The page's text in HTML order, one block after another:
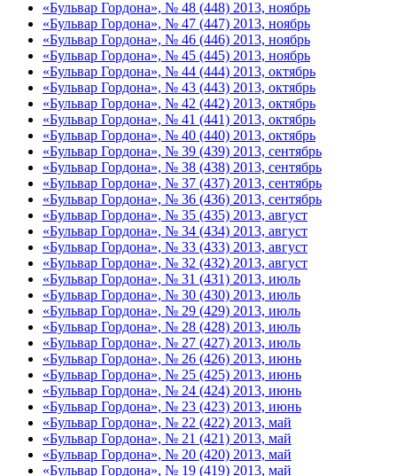
«Бульвар Гордона», № 48 (448) 2013, ноябрь
«Бульвар Гордона», № 47 (447) 2013, ноябрь
«Бульвар Гордона», № 46 (446) 2013, ноябрь
«Бульвар Гордона», № 45 (445) 2013, ноябрь
«Бульвар Гордона», № 44 (444) 2013, октябрь
«Бульвар Гордона», № 43 (443) 2013, октябрь
«Бульвар Гордона», № 42 (442) 2013, октябрь
«Бульвар Гордона», № 41 (441) 2013, октябрь
«Бульвар Гордона», № 40 (440) 2013, октябрь
«Бульвар Гордона», № 39 (439) 2013, сентябрь
«Бульвар Гордона», № 38 (438) 2013, сентябрь
«Бульвар Гордона», № 37 (437) 2013, сентябрь
«Бульвар Гордона», № 36 (436) 2013, сентябрь
«Бульвар Гордона», № 35 (435) 2013, август
«Бульвар Гордона», № 34 (434) 2013, август
«Бульвар Гордона», № 33 (433) 2013, август
«Бульвар Гордона», № 32 (432) 2013, август
«Бульвар Гордона», № 31 (431) 2013, июль
«Бульвар Гордона», № 30 (430) 2013, июль
«Бульвар Гордона», № 29 (429) 2013, июль
«Бульвар Гордона», № 28 (428) 2013, июль
«Бульвар Гордона», № 27 (427) 2013, июль
«Бульвар Гордона», № 26 (426) 2013, июнь
«Бульвар Гордона», № 25 (425) 2013, июнь
«Бульвар Гордона», № 24 (424) 2013, июнь
«Бульвар Гордона», № 23 (423) 2013, июнь
«Бульвар Гордона», № 22 (422) 2013, май
«Бульвар Гордона», № 21 (421) 2013, май
«Бульвар Гордона», № 20 (420) 2013, май
«Бульвар Гордона», № 19 (419) 2013, май